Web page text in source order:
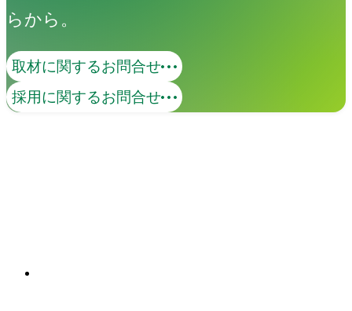
らから。
取材に関するお問合せ
採用に関するお問合せ
撮影